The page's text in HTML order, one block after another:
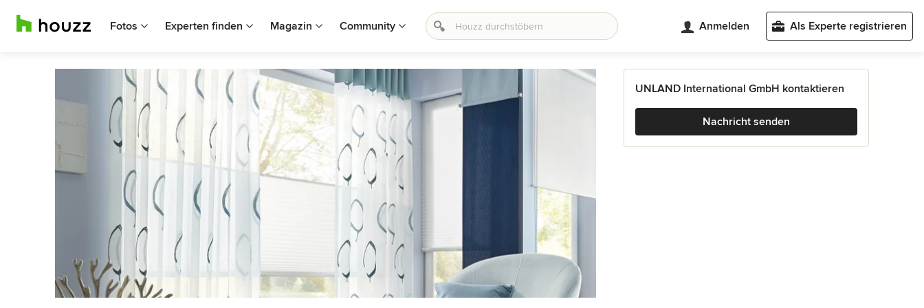
Fotos Experten finden Magazin Community Anmelden Als Experte registrieren
UNLAND International GmbH kontaktieren
Nachricht senden